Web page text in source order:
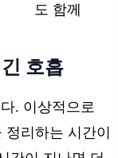
도 함께
호흡
. 이상적으로
리하는 시간이